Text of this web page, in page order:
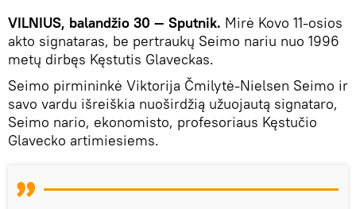
VILNIUS, balandžio 30 — Sputnik. Mirė Kovo 11-osios
akto signataras, be pertraukų Seimo nariu nuo 1996
metų dirbęs Kęstutis Glaveckas.
Seimo pirmininkė Viktorija Čmilytė-Nielsen Seimo ir
savo vardu išreiškia nuoširdžią užuojautą signataro,
Seimo nario, ekonomisto, profesoriaus Kęstučio
Glavecko artimiesiems.